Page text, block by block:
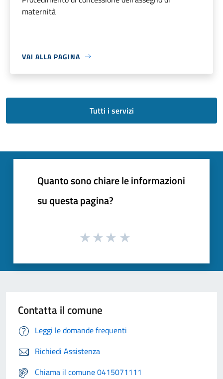
maternità
VAI ALLA PAGINA
Tutti i servizi
Quanto sono chiare le informazioni
su questa pagina?
Contatta il comune
Leggi le domande frequenti
Richiedi Assistenza
Chiama il comune 0415071111